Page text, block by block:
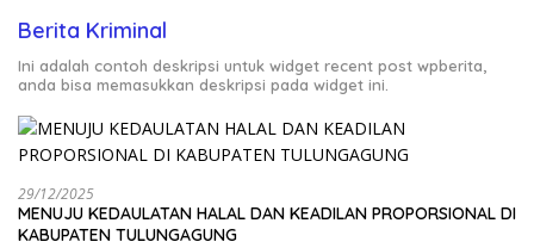
Berita Kriminal
Ini adalah contoh deskripsi untuk widget recent post wpberita,
anda bisa memasukkan deskripsi pada widget ini.
29/12/2025
MENUJU KEDAULATAN HALAL DAN KEADILAN PROPORSIONAL DI
KABUPATEN TULUNGAGUNG